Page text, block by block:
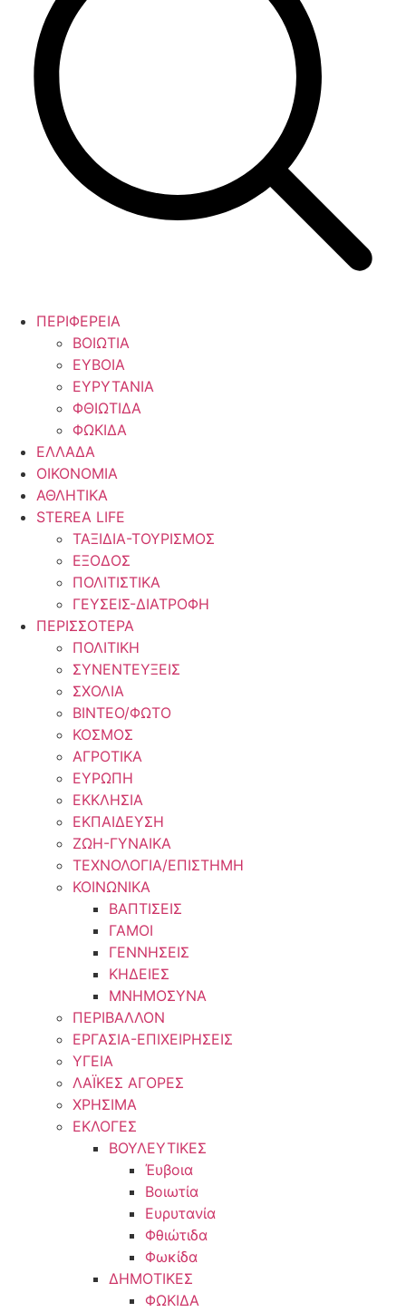
ΠΕΡΙΦΕΡΕΙΑ
ΒΟΙΩΤΙΑ
ΕΥΒΟΙΑ
ΕΥΡΥΤΑΝΙΑ
ΦΘΙΩΤΙΔΑ
ΦΩΚΙΔΑ
ΕΛΛΑΔΑ
ΟΙΚΟΝΟΜΙΑ
ΑΘΛΗΤΙΚΑ
STEREA LIFE
ΤΑΞΙΔΙΑ-ΤΟΥΡΙΣΜΟΣ
ΕΞΟΔΟΣ
ΠΟΛΙΤΙΣΤΙΚΑ
ΓΕΥΣΕΙΣ-ΔΙΑΤΡΟΦΗ
ΠΕΡΙΣΣΟΤΕΡΑ
ΠΟΛΙΤΙΚΗ
ΣΥΝΕΝΤΕΥΞΕΙΣ
ΣΧΟΛΙΑ
ΒΙΝΤΕΟ/ΦΩΤΟ
ΚΟΣΜΟΣ
ΑΓΡΟΤΙΚΑ
ΕΥΡΩΠΗ
ΕΚΚΛΗΣΙΑ
ΕΚΠΑΙΔΕΥΣΗ
ΖΩΗ-ΓΥΝΑΙΚΑ
ΤΕΧΝΟΛΟΓΙΑ/ΕΠΙΣΤΗΜΗ
ΚΟΙΝΩΝΙΚΑ
ΒΑΠΤΙΣΕΙΣ
ΓΑΜΟΙ
ΓΕΝΝΗΣΕΙΣ
ΚΗΔΕΙΕΣ
ΜΝΗΜΟΣΥΝΑ
ΠΕΡΙΒΑΛΛΟΝ
ΕΡΓΑΣΙΑ-ΕΠΙΧΕΙΡΗΣΕΙΣ
ΥΓΕΙΑ
ΛΑΪΚΕΣ ΑΓΟΡΕΣ
ΧΡΗΣΙΜΑ
ΕΚΛΟΓΕΣ
ΒΟΥΛΕΥΤΙΚΕΣ
Έυβοια
Βοιωτία
Ευρυτανία
Φθιώτιδα
Φωκίδα
ΔΗΜΟΤΙΚΕΣ
ΦΩΚΙΔΑ